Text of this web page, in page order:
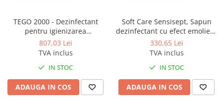
Racleta, perii pardoseala
Saci menajeri
Sisteme, ustensile spalat
geamurile
Accesorii hoteliere
TEGO 2000 - Dezinfectant
pentru igienizarea
suprafetelor
807,03 Lei
TVA inclus
IN STOC
ADAUGA IN COS
Soft Care Sensisept, Sapun
dezinfectant cu efect emolient
si hidratant ,5 L
330,65 Lei
TVA inclus
IN STOC
ADAUGA IN COS